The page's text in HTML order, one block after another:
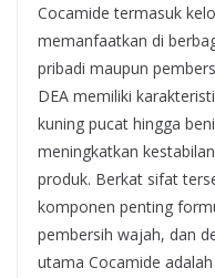
Cocamide termasuk
memanfaatkan di
pribadi maupun
DEA memiliki
kuning pucat hingga
meningkatkan
produk. Berkat sifat
komponen penting
pembersih wajah, dan
utama Cocamide